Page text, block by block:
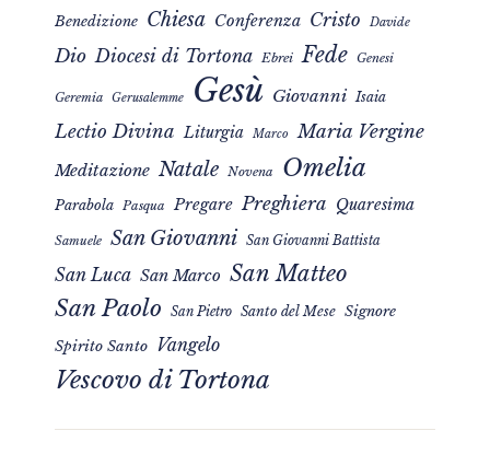
Benedizione Chiesa Conferenza Cristo Davide
Dio Diocesi di Tortona Ebrei Fede Genesi
Geremia Gerusalemme Gesù Giovanni Isaia
Lectio Divina Liturgia Marco Maria Vergine
Meditazione Natale Novena Omelia
Parabola Pasqua Pregare Preghiera Quaresima
Samuele San Giovanni San Giovanni Battista
San Luca San Marco San Matteo
San Paolo San Pietro Santo del Mese Signore
Spirito Santo Vangelo
Vescovo di Tortona